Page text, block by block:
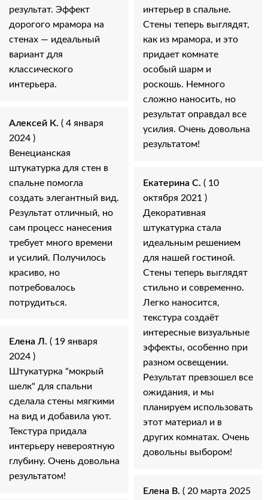
результат. Эффект
дорогого мрамора на
стенах — идеальный
вариант для
классического
интерьера.
Алексей К. ( 4 января
2024 )
Венецианская
штукатурка для стен в
спальне помогла
создать элегантный вид.
Результат отличный, но
сам процесс нанесения
требует много времени
и усилий. Получилось
красиво, но
потребовалось
потрудиться.
Елена Л. ( 19 января
2024 )
Штукатурка "мокрый
шелк" для спальни
сделала стены мягкими
на вид и добавила уют.
Текстура придала
интерьеру невероятную
глубину. Очень довольна
результатом!
интерьер в спальне.
Стены теперь выглядят,
как из мрамора, и это
придает комнате
особый шарм и
роскошь. Немного
сложно наносить, но
результат оправдал все
усилия. Очень довольна
результатом!
Екатерина С. ( 10
октября 2021 )
Декоративная
штукатурка стала
идеальным решением
для нашей гостиной.
Стены теперь выглядят
стильно и современно.
Легко наносится,
текстура создаёт
интересные визуальные
эффекты, особенно при
разном освещении.
Результат превзошел все
ожидания, и мы
планируем использовать
этот материал и в
других комнатах. Очень
довольны выбором!
Елена В. ( 20 марта 2025